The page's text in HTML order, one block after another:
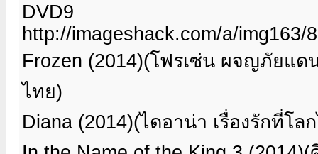
DVD9
http://imageshack.com/a/img163/
Frozen (2014)(โฟรเซ่น ผจญภัยแ
ไทย)
Diana (2014)(ไดอาน่า เรื่องรักที่โ